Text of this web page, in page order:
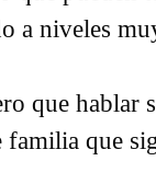
a niveles
que hablar
familia que